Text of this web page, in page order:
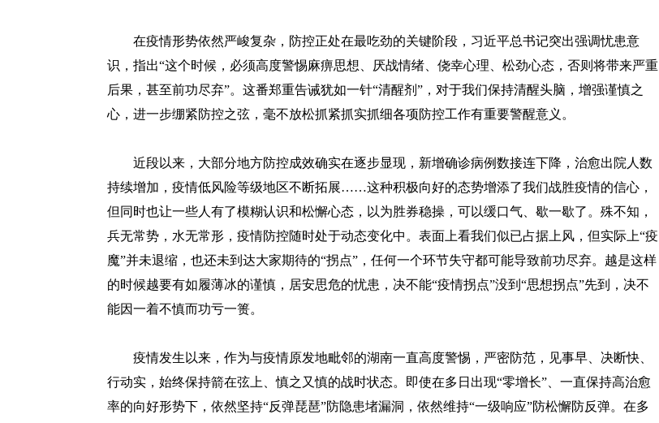
在疫情形势依然严峻复杂，防控正处在最吃劲的关键阶段，习近平总书记突出强调忧患意
识，指出“这个时候，必须高度警惕麻痹思想、厌战情绪、侥幸心理、松劲心态，否则将带来严重
后果，甚至前功尽弃”。这番郑重告诫犹如一针“清醒剂”，对于我们保持清醒头脑，增强谨慎之
心，进一步绷紧防控之弦，毫不放松抓紧抓实抓细各项防控工作有重要警醒意义。
近段以来，大部分地方防控成效确实在逐步显现，新增确诊病例数接连下降，治愈出院人数
持续增加，疫情低风险等级地区不断拓展……这种积极向好的态势增添了我们战胜疫情的信心，
但同时也让一些人有了模糊认识和松懈心态，以为胜券稳操，可以缓口气、歇一歇了。殊不知，
兵无常势，水无常形，疫情防控随时处于动态变化中。表面上看我们似已占据上风，但实际上“疫
魔”并未退缩，也还未到达大家期待的“拐点”，任何一个环节失守都可能导致前功尽弃。越是这样
的时候越要有如履薄冰的谨慎，居安思危的忧患，决不能“疫情拐点”没到“思想拐点”先到，决不
能因一着不慎而功亏一篑。
疫情发生以来，作为与疫情原发地毗邻的湖南一直高度警惕，严密防范，见事早、决断快、
行动实，始终保持箭在弦上、慎之又慎的战时状态。即使在多日出现“零增长”、一直保持高治愈
率的向好形势下，依然坚持“反弹琵琶”防隐患堵漏洞，依然维持“一级响应”防松懈防反弹。在多